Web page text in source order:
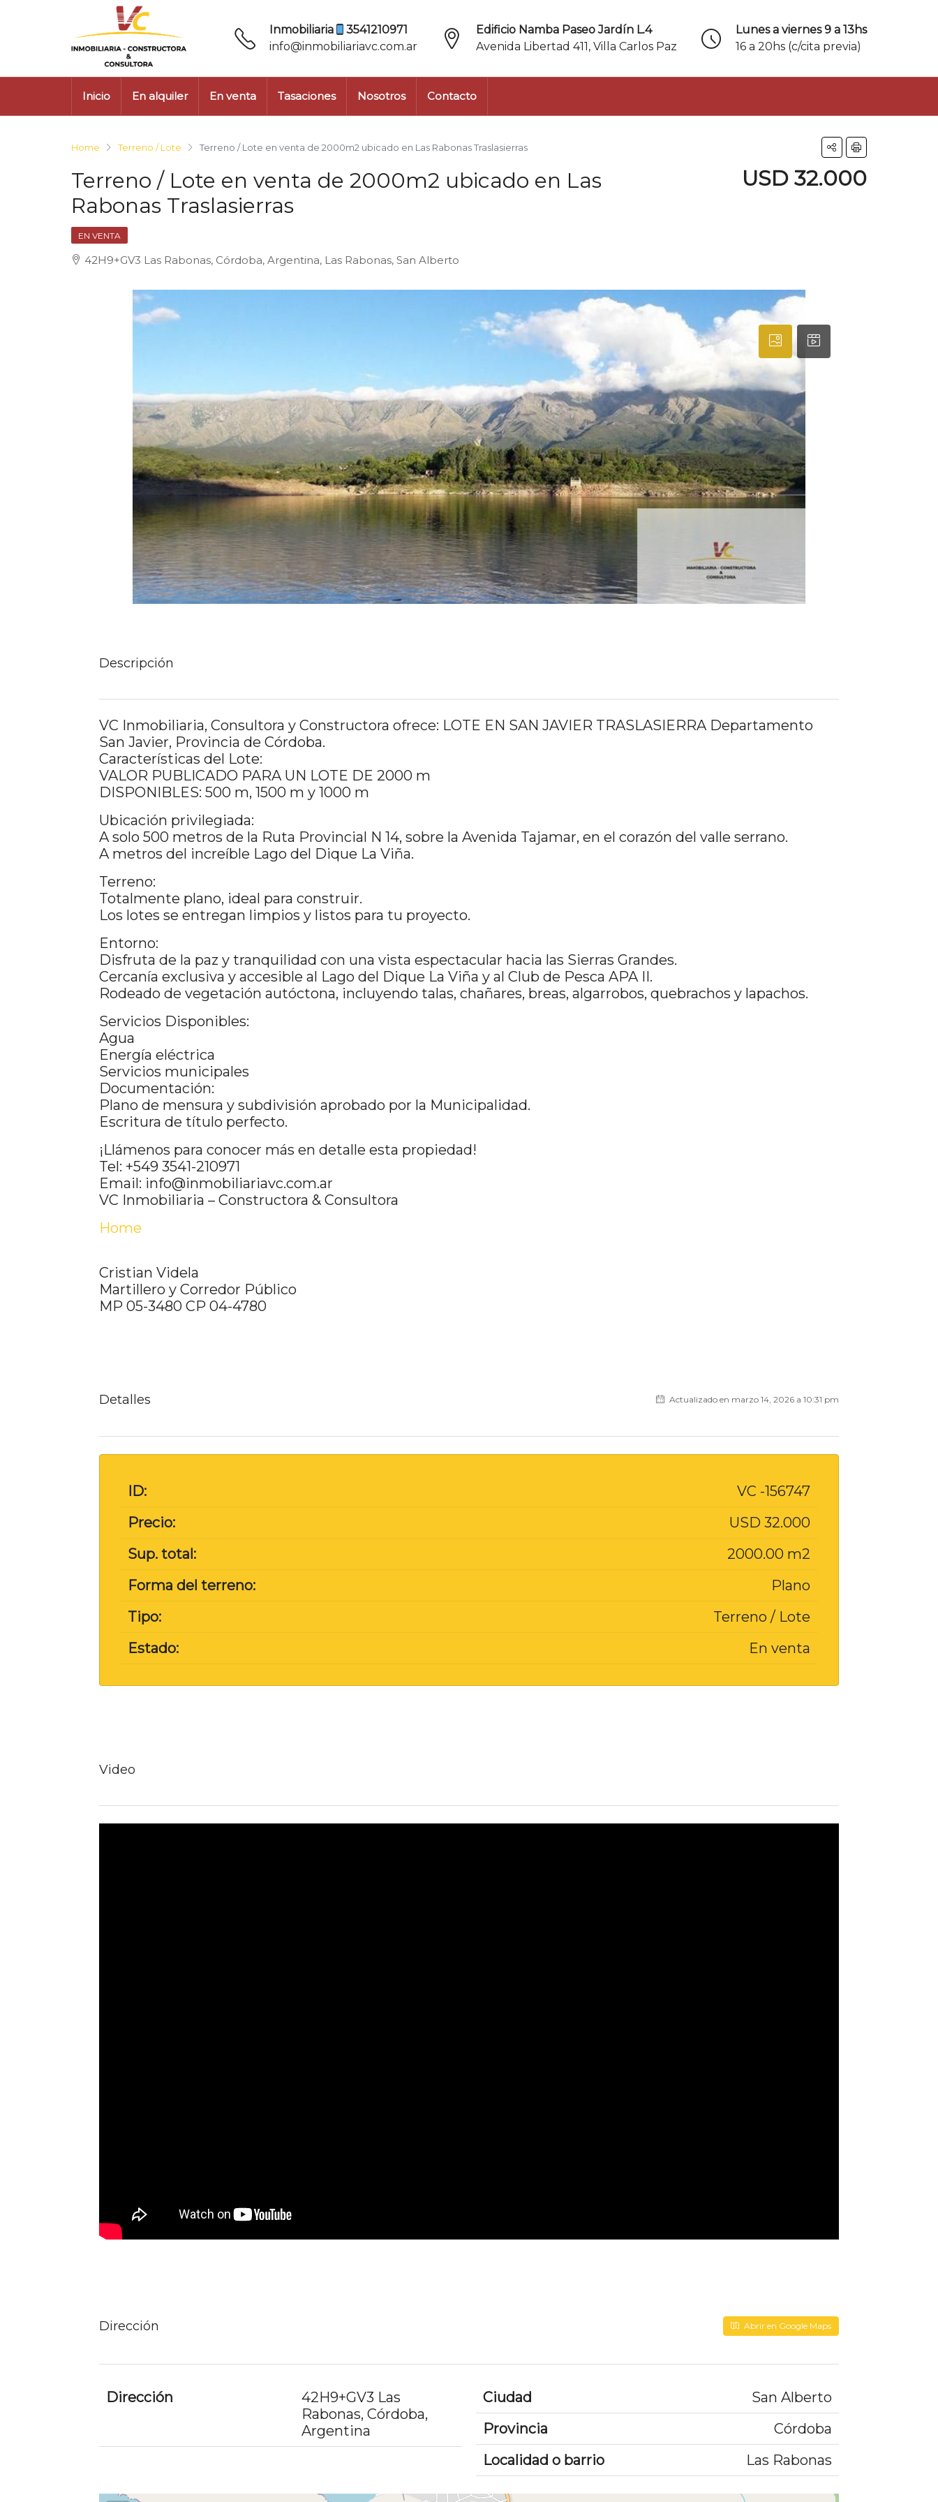
Inmobiliaria
3541210971
info@inmobiliariavc.com.ar
Edificio Namba Paseo Jardín L.4
Avenida Libertad 411, Villa Carlos Paz
Lunes a viernes 9 a 13hs
16 a 20hs (c/cita previa)
Inicio En alquiler En venta Tasaciones Nosotros Contacto
Home Terreno / Lote Terreno / Lote en venta de 2000m2 ubicado en Las Rabonas Traslasierras
Terreno / Lote en venta de 2000m2 ubicado en Las
Rabonas Traslasierras
USD 32.000
EN VENTA
42H9+GV3 Las Rabonas, Córdoba, Argentina, Las Rabonas, San Alberto
Descripción
VC Inmobiliaria, Consultora y Constructora ofrece: LOTE EN SAN JAVIER TRASLASIERRA Departamento
San Javier, Provincia de Córdoba.
Características del Lote:
VALOR PUBLICADO PARA UN LOTE DE 2000 m
DISPONIBLES: 500 m, 1500 m y 1000 m
Ubicación privilegiada:
A solo 500 metros de la Ruta Provincial N 14, sobre la Avenida Tajamar, en el corazón del valle serrano.
A metros del increíble Lago del Dique La Viña.
Terreno:
Totalmente plano, ideal para construir.
Los lotes se entregan limpios y listos para tu proyecto.
Entorno:
Disfruta de la paz y tranquilidad con una vista espectacular hacia las Sierras Grandes.
Cercanía exclusiva y accesible al Lago del Dique La Viña y al Club de Pesca APA II.
Rodeado de vegetación autóctona, incluyendo talas, chañares, breas, algarrobos, quebrachos y lapachos.
Servicios Disponibles:
Agua
Energía eléctrica
Servicios municipales
Documentación:
Plano de mensura y subdivisión aprobado por la Municipalidad.
Escritura de título perfecto.
¡Llámenos para conocer más en detalle esta propiedad!
Tel: +549 3541-210971
Email: info@inmobiliariavc.com.ar
VC Inmobiliaria – Constructora & Consultora
Home
Cristian Videla
Martillero y Corredor Público
MP 05-3480 CP 04-4780
Detalles Actualizado en marzo 14, 2026 a 10:31 pm
ID:
VC -156747
Precio:
USD 32.000
Sup. total:
2000.00 m2
Forma del terreno:
Plano
Tipo:
Terreno / Lote
Estado:
En venta
Video
Dirección Abrir en Google Maps
Dirección
42H9+GV3 Las
Rabonas, Córdoba,
Argentina
Ciudad
San Alberto
Provincia
Córdoba
Localidad o barrio
Las Rabonas